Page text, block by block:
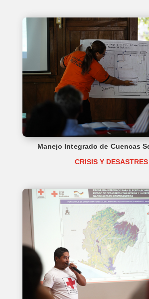
Manejo Integrado de Cuencas
CRISIS Y DESASTRES